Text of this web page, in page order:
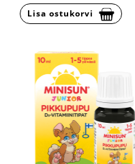
Lisa ostukorvi